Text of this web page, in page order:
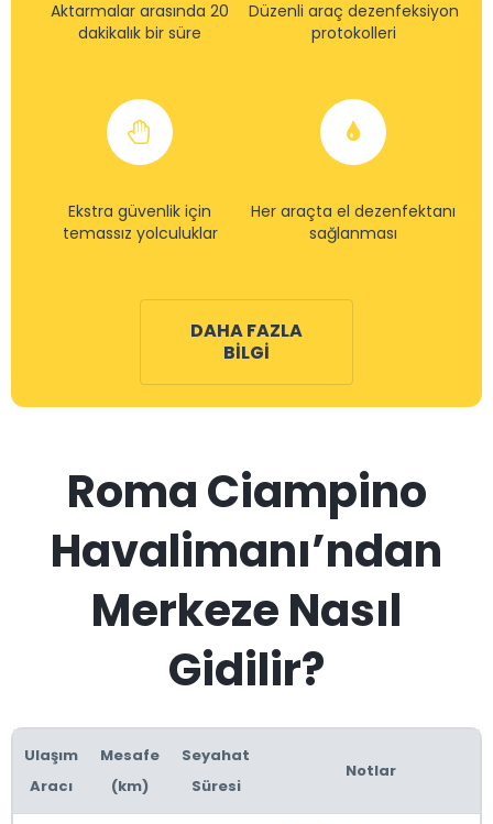
Aktarmalar arasında 20
dakikalık bir süre
Düzenli araç dezenfeksiyon
protokolleri
Ekstra güvenlik için
temassız yolculuklar
Her araçta el dezenfektanı
sağlanması
DAHA FAZLA
BILGI
Roma Ciampino
Havalimanı’ndan
Merkeze Nasıl
Gidilir?
Ulaşım
Aracı
Mesafe
(km)
Seyahat
Süresi
Notlar